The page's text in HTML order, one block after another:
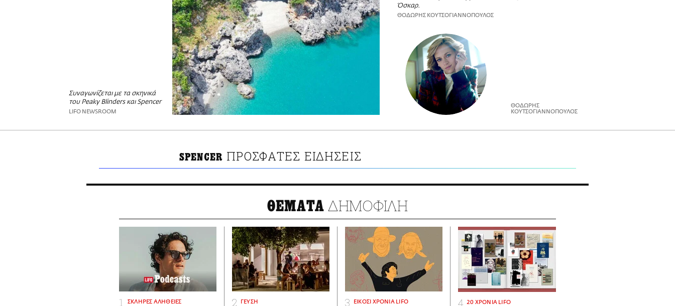
Συναγωνίζεται με τα σκηνικά
του Peaky Blinders και Spencer
LIFO NEWSROOM
Όσκαρ.
ΘΟΔΩΡΗΣ ΚΟΥΤΣΟΓΙΑΝΝΟΠΟΥΛΟΣ
ΘΟΔΩΡΗΣ
ΚΟΥΤΣΟΓΙΑΝΝΟΠΟΥΛΟΣ
SPENCER ΠΡΟΣΦΑΤΕΣ ΕΙΔΗΣΕΙΣ
ΘΕΜΑΤΑ ΔΗΜΟΦΙΛΗ
ΣΚΛΗΡΕΣ ΑΛΗΘΕΙΕΣ ΓΕΥΣΗ ΕΙΚΟΣΙ ΧΡΟΝΙΑ LIFO 20 ΧΡΟΝΙΑ LIFO